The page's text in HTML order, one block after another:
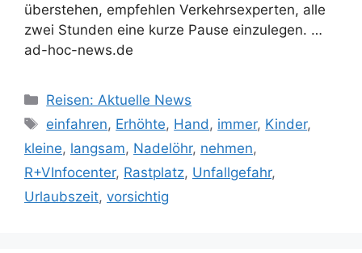
überstehen, empfehlen Verkehrsexperten, alle
zwei Stunden eine kurze Pause einzulegen. …
ad-hoc-news.de
Kategorien
Reisen: Aktuelle News
Schlagwörter
einfahren, Erhöhte, Hand , immer, Kinder,
kleine, langsam, Nadelöhr, nehmen,
R+VInfocenter, Rastplatz, Unfallgefahr,
Urlaubszeit, vorsichtig